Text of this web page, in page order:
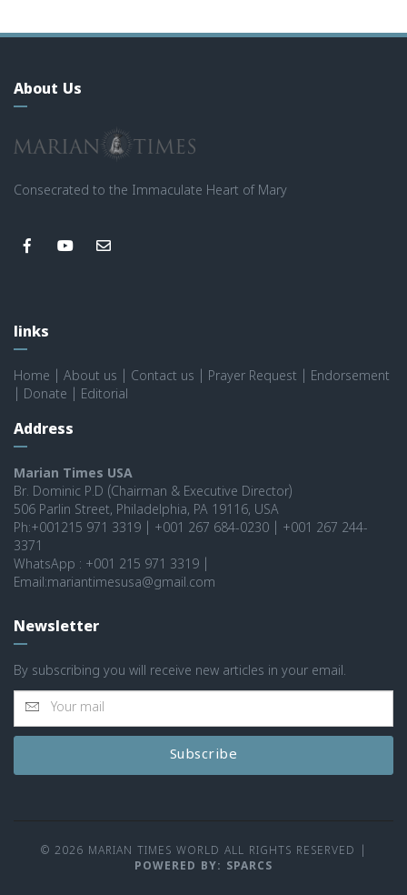
About Us
Consecrated to the Immaculate Heart of Mary
links
Home About us Contact us Prayer Request
Endorsement
Donate Editorial
Address
Marian Times USA
Br. Dominic P.D (Chairman & Executive Director)
506 Parlin Street, Philadelphia, PA 19116, USA
Ph:+001215 971 3319 | +001 267 684-0230 | +001 267 244-
3371
WhatsApp : +001 215 971 3319 |
Email:mariantimesusa@gmail.com
Newsletter
By subscribing you will receive new articles in your email.
Subscribe
© 2026 MARIAN TIMES WORLD ALL RIGHTS RESERVED
POWERED BY: SPARCS